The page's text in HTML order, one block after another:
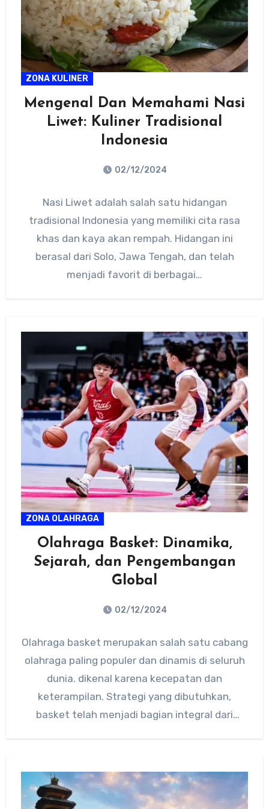
ZONA KULINER
Mengenal Dan Memahami Nasi
Liwet: Kuliner Tradisional
Indonesia
02/12/2024
Comments
Nasi Liwet adalah salah satu hidangan
tradisional Indonesia yang memiliki cita rasa
khas dan kaya akan rempah. Hidangan ini
berasal dari Solo, Jawa Tengah, dan telah
menjadi favorit di berbagai…
ZONA OLAHRAGA
Olahraga Basket: Dinamika,
Sejarah, dan Pengembangan
Global
02/12/2024
Comments
Olahraga basket merupakan salah satu cabang
olahraga paling populer dan dinamis di seluruh
dunia. dikenal karena kecepatan dan
keterampilan. Strategi yang dibutuhkan,
basket telah menjadi bagian integral dari